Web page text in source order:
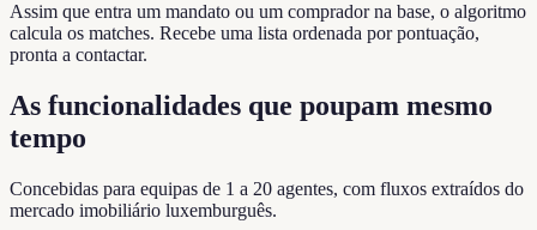
Assim que entra um mandato ou um comprador na base, o algoritmo
calcula os matches. Recebe uma lista ordenada por pontuação,
pronta a contactar.
As funcionalidades que poupam mesmo
tempo
Concebidas para equipas de 1 a 20 agentes, com fluxos extraídos do
mercado imobiliário luxemburguês.